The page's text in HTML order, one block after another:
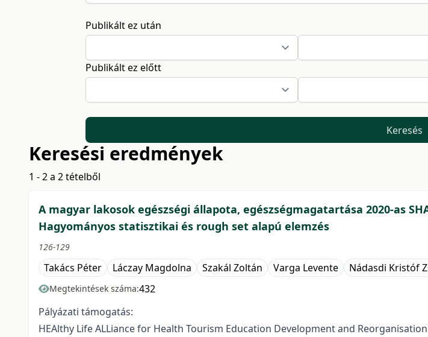
Publikált ez után
Publikált ez előtt
Keresés
Keresési eredmények
1 - 2 a 2 tételből
A magyar lakosok egészségi állapota, egészségmagatartása 2020-as
Hagyományos statisztikai és rough set alapú elemzés
126-129
Takács Péter Láczay Magdolna Szakál Zoltán Varga Levente Nádasdi Kristóf
Megtekintések száma:432
Pályázati támogatás:
HEAlthy Life ALLiance for Health Tourism Education Development and Reorganisation